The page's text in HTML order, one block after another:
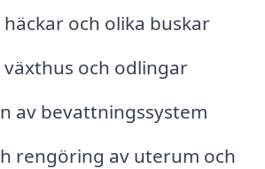
häckar och olika buskar
växthus och odlingar
av bevattningssystem
rengöring av uterum och